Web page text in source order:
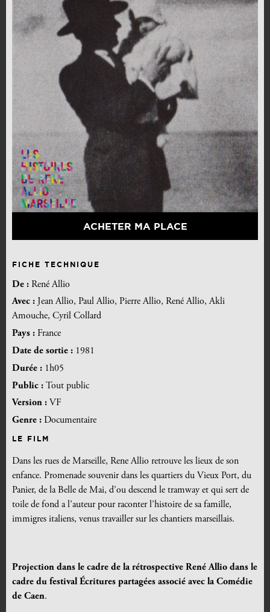
ACHETER MA PLACE
FICHE TECHNIQUE
De : René Allio
Avec : Jean Allio, Paul Allio, Pierre Allio, René Allio, Akli
Amouche, Cyril Collard
Pays : France
Date de sortie : 1981
Durée : 1h05
Public : Tout public
Version : VF
Genre : Documentaire
LE FILM
Dans les rues de Marseille, Rene Allio retrouve les lieux de son
enfance. Promenade souvenir dans les quartiers du Vieux Port, du
Panier, de la Belle de Mai, d’ou descend le tramway et qui sert de
toile de fond a l’auteur pour raconter l’histoire de sa famille,
immigres italiens, venus travailler sur les chantiers marseillais.
Projection dans le cadre de la rétrospective René Allio dans le
cadre du festival Écritures partagées associé avec la Comédie
de Caen.